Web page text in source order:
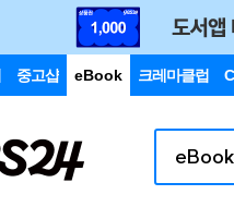
중고샵 eBook 크레마클럽